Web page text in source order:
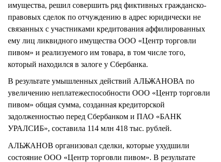
имущества, решил совершить ряд фиктивных гражданско-
правовых сделок по отчуждению в адрес юридически не
связанных с участниками кредитования аффилированных
ему лиц ликвидного имущества ООО «Центр торговли
пивом» и реализуемого им товара, в том числе того,
который находился в залоге у Сбербанка.
В результате умышленных действий АЛЬЖАНОВА по
увеличению неплатежеспособности ООО «Центр торговли
пивом» общая сумма, созданная кредиторской
задолженностью перед Сбербанком и ПАО «БАНК
УРАЛСИБ», составила 114 млн 418 тыс. рублей.
АЛЬЖАНОВ организовал сделки, которые ухудшили
состояние ООО «Центр торговли пивом». В результате